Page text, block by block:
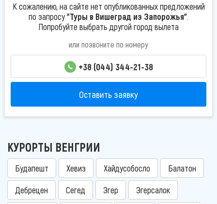
К сожалению, на сайте нет опубликованных предложений
по запросу"Туры в Вишеград из Запорожья".
Попробуйте выбрать другой город вылета
или позвоните по номеру
+38 (044) 344-21-38
Оставить заявку
КУРОРТЫ ВЕНГРИИ
Будапешт Хевиз Хайдусобосло Балатон
Дебрецен Сегед Эгер Эгерсалок